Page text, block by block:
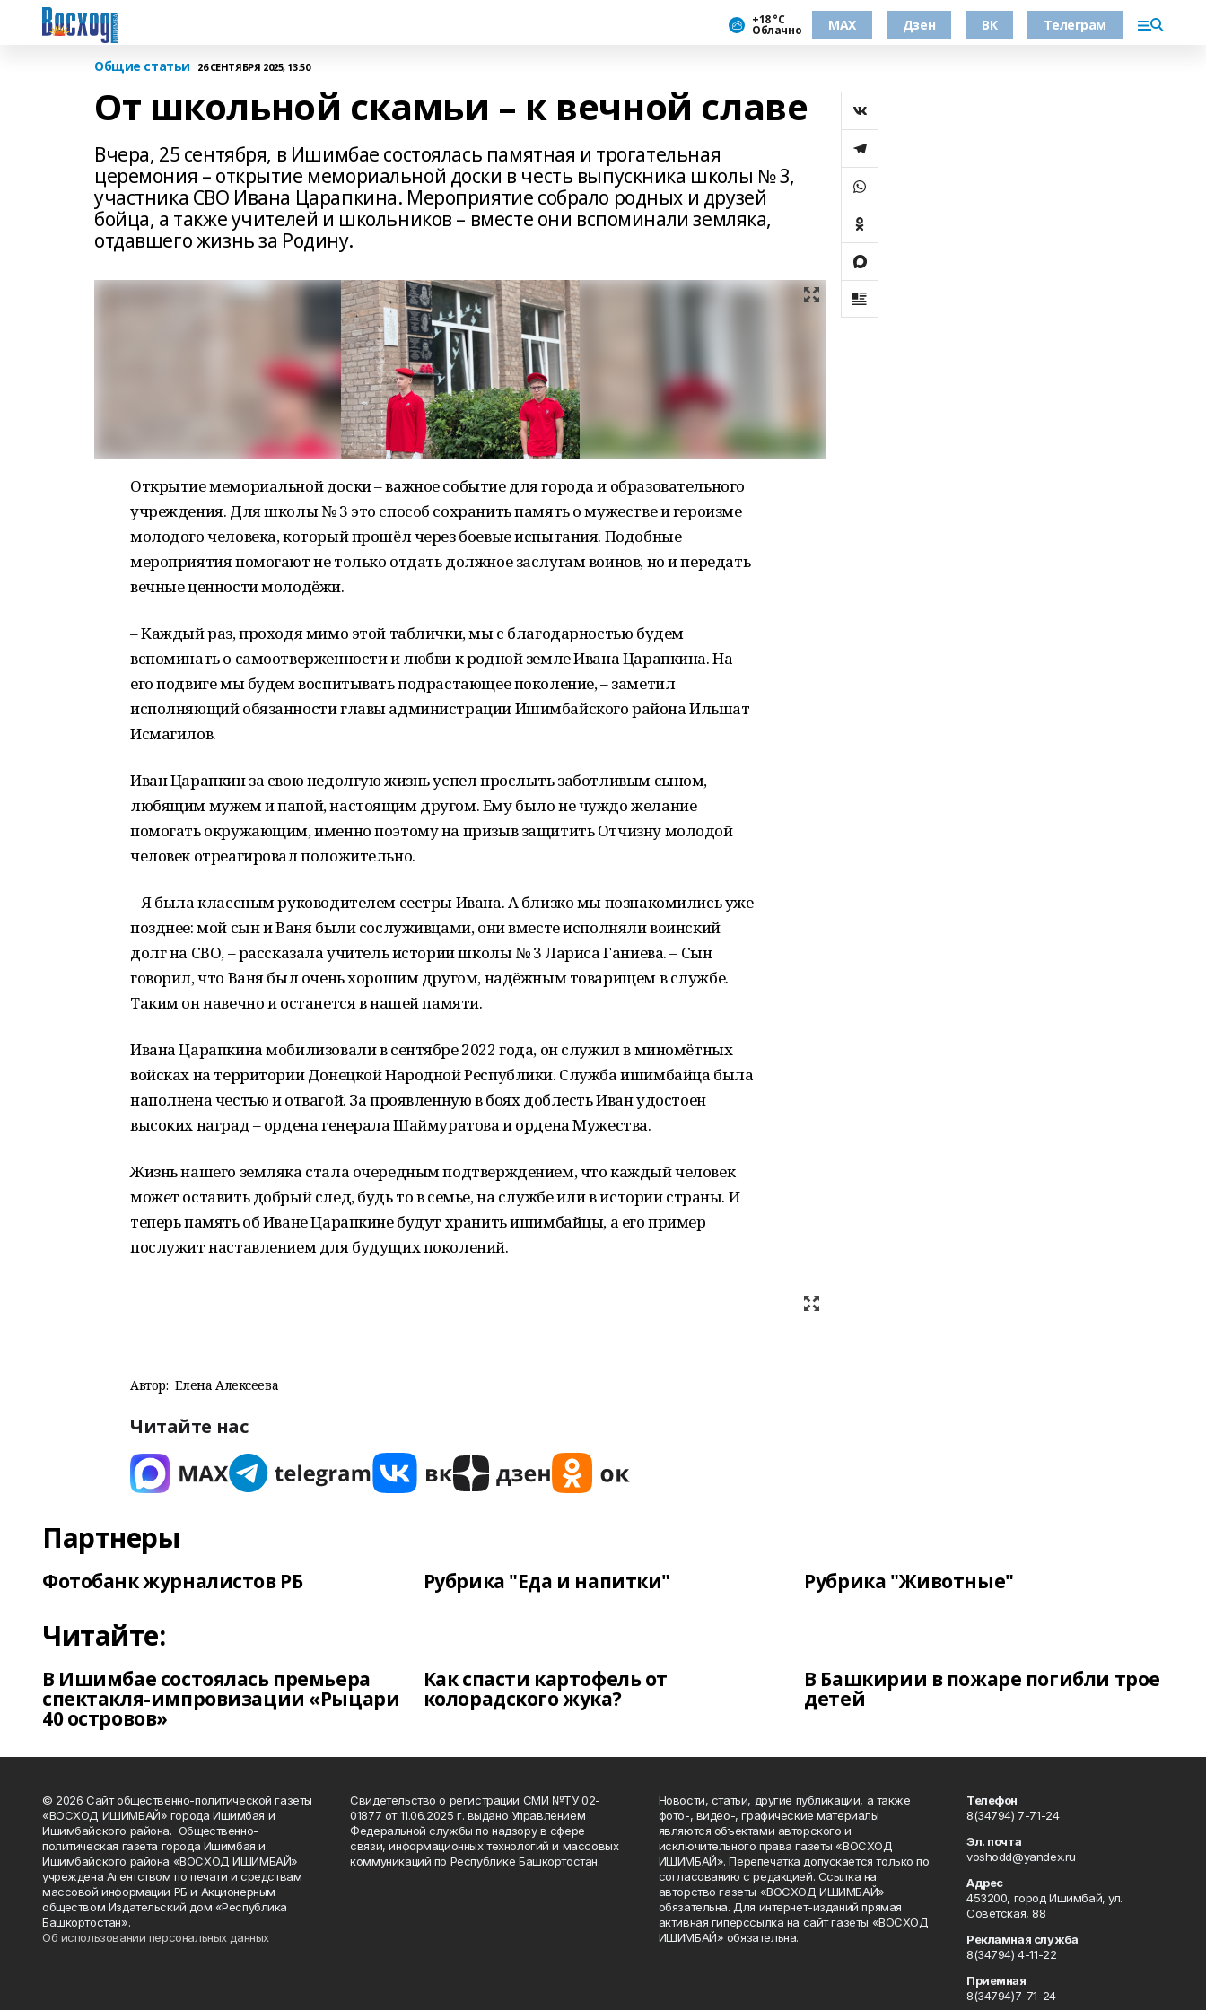
+18 °С
Облачно МАХ Дзен ВК Телеграм
Общие статьи 26 СЕНТЯБРЯ 2025, 13:50
От школьной скамьи – к вечной славе
Вчера, 25 сентября, в Ишимбае состоялась памятная и трогательная
церемония – открытие мемориальной доски в честь выпускника школы № 3,
участника СВО Ивана Царапкина. Мероприятие собрало родных и друзей
бойца, а также учителей и школьников – вместе они вспоминали земляка,
отдавшего жизнь за Родину.
Открытие мемориальной доски – важное событие для города и образовательного
учреждения. Для школы № 3 это способ сохранить память о мужестве и героизме
молодого человека, который прошёл через боевые испытания. Подобные
мероприятия помогают не только отдать должное заслугам воинов, но и передать
вечные ценности молодёжи.
– Каждый раз, проходя мимо этой таблички, мы с благодарностью будем
вспоминать о самоотверженности и любви к родной земле Ивана Царапкина. На
его подвиге мы будем воспитывать подрастающее поколение, – заметил
исполняющий обязанности главы администрации Ишимбайского района Ильшат
Исмагилов.
Иван Царапкин за свою недолгую жизнь успел прослыть заботливым сыном,
любящим мужем и папой, настоящим другом. Ему было не чуждо желание
помогать окружающим, именно поэтому на призыв защитить Отчизну молодой
человек отреагировал положительно.
– Я была классным руководителем сестры Ивана. А близко мы познакомились уже
позднее: мой сын и Ваня были сослуживцами, они вместе исполняли воинский
долг на СВО, – рассказала учитель истории школы № 3 Лариса Ганиева. – Сын
говорил, что Ваня был очень хорошим другом, надёжным товарищем в службе.
Таким он навечно и останется в нашей памяти.
Ивана Царапкина мобилизовали в сентябре 2022 года, он служил в миномётных
войсках на территории Донецкой Народной Республики. Служба ишимбайца была
наполнена честью и отвагой. За проявленную в боях доблесть Иван удостоен
высоких наград – ордена генерала Шаймуратова и ордена Мужества.
Жизнь нашего земляка стала очередным подтверждением, что каждый человек
может оставить добрый след, будь то в семье, на службе или в истории страны. И
теперь память об Иване Царапкине будут хранить ишимбайцы, а его пример
послужит наставлением для будущих поколений.
Автор: Елена Алексеева
Читайте нас
Партнеры
Фотобанк журналистов РБ Рубрика "Еда и напитки" Рубрика "Животные"
Читайте:
В Ишимбае состоялась премьера
спектакля-импровизации «Рыцари
40 островов»
Как спасти картофель от
колорадского жука?
В Башкирии в пожаре погибли трое
детей
© 2026 Сайт общественно-политической газеты
«ВОСХОД ИШИМБАЙ» города Ишимбая и
Ишимбайского района. Общественно-
политическая газета города Ишимбая и
Ишимбайского района «ВОСХОД ИШИМБАЙ»
учреждена Агентством по печати и средствам
массовой информации РБ и Акционерным
обществом Издательский дом «Республика
Башкортостан».
Об использовании персональных данных
Свидетельство о регистрации СМИ №ТУ 02-
01877 от 11.06.2025 г. выдано Управлением
Федеральной службы по надзору в сфере
связи, информационных технологий и массовых
коммуникаций по Республике Башкортостан.
Новости, статьи, другие публикации, а также
фото-, видео-, графические материалы
являются объектами авторского и
исключительного права газеты «ВОСХОД
ИШИМБАЙ». Перепечатка допускается только по
согласованию с редакцией. Ссылка на
авторство газеты «ВОСХОД ИШИМБАЙ»
обязательна. Для интернет-изданий прямая
активная гиперссылка на сайт газеты «ВОСХОД
ИШИМБАЙ» обязательна.
Телефон
8(34794) 7-71-24
Эл. почта
voshodd@yandex.ru
Адрес
453200, город Ишимбай, ул.
Советская, 88
Рекламная служба
8(34794) 4-11-22
Приемная
8(34794)7-71-24